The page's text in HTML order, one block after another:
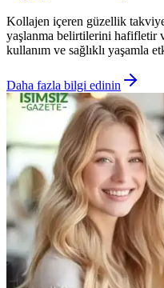
Kollajen içeren güzellik
yaşlanma belirtilerini hafifletir
kullanım ve sağlıklı yaşamla
Daha fazla bilgi edinin